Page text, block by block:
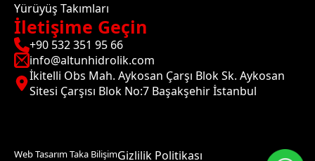
Yürüyüş Takımları
İletişime Geçin
+90 532 351 95 66
info@altunhidrolik.com
İkitelli Obs Mah. Aykosan Çarşı Blok Sk. Aykosan
Sitesi Çarşısı Blok No:7 Başakşehir İstanbul
Web Tasarım Taka BilişimGizlilik Politikası